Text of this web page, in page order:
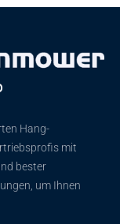
Hang-
mit
bester
um Ihnen